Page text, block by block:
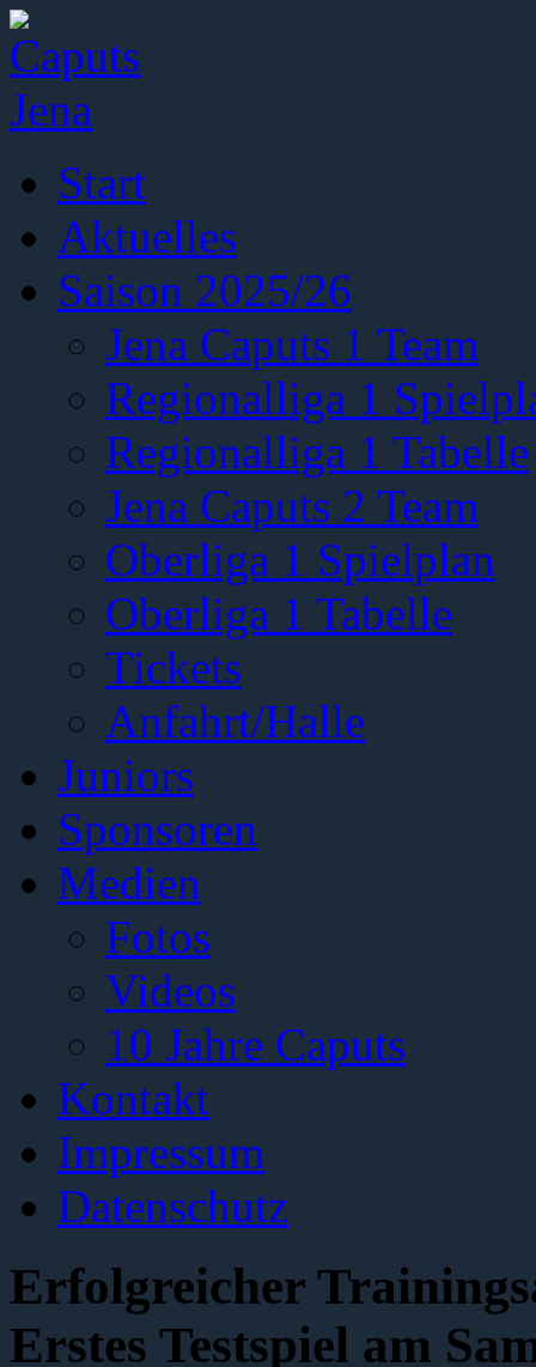
Start
Aktuelles
Saison 2025/26
Jena Caputs 1 Team
Regionalliga 1
Regionalliga 1 Tabelle
Jena Caputs 2 Team
Oberliga 1 Spielplan
Oberliga 1 Tabelle
Tickets
Anfahrt/Halle
Juniors
Sponsoren
Medien
Fotos
Videos
10 Jahre Caputs
Kontakt
Impressum
Datenschutz
Erfolgreicher
Erstes Testspiel am